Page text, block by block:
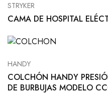
STRYKER
CAMA DE HOSPITAL
HANDY
COLCHÓN HANDY
DE BURBUJAS MODELO